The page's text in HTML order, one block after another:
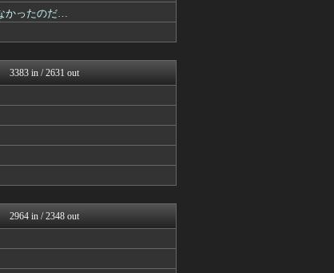
マ娘まとめ速報うまろぐ
これ速報 艦隊これくしょ...
マ娘うまぴょい速報
スマブラ屋さん | スマブ...
ーム魔人
ぇ速
のゲーム+αブ...
げぇ速
ぇ速
のゲーム+αブ...
かったのだ…
3383 in / 2631 out
2964 in / 2348 out